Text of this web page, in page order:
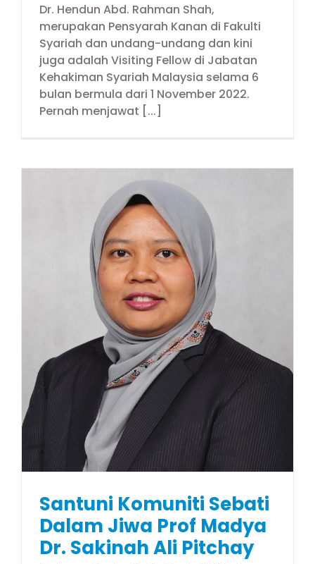
Dr. Hendun Abd. Rahman Shah,
merupakan Pensyarah Kanan di Fakulti
Syariah dan undang-undang dan kini
juga adalah Visiting Fellow di Jabatan
Kehakiman Syariah Malaysia selama 6
bulan bermula dari 1 November 2022.
Pernah menjawat [...]
Santuni Komuniti Sebati
Dalam Jiwa Prof Madya
Dr. Sakinah Ali Pitchay